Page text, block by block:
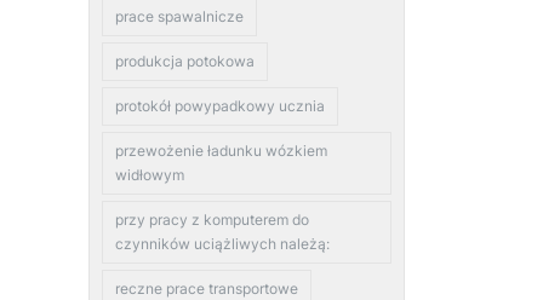
prace spawalnicze
produkcja potokowa
protokół powypadkowy ucznia
przewożenie ładunku wózkiem
widłowym
przy pracy z komputerem do
czynników uciążliwych należą:
reczne prace transportowe